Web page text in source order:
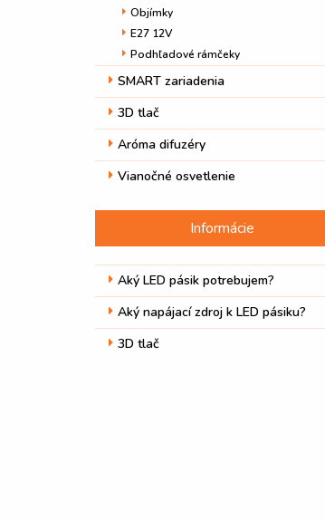
Objímky
E27 12V
Podhľadové rámčeky
SMART zariadenia
3D tlač
Aróma difuzéry
Vianočné osvetlenie
Informácie
Aký LED pásik potrebujem?
Aký napájací zdroj k LED pásiku?
3D tlač